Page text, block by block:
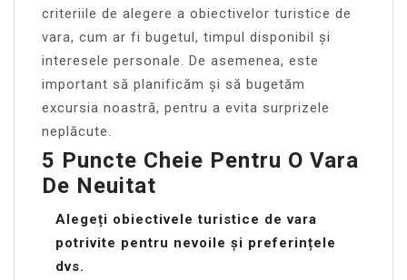
criteriile de alegere a obiectivelor turistice de
vara, cum ar fi bugetul, timpul disponibil și
interesele personale. De asemenea, este
important să planificăm și să bugetăm
excursia noastră, pentru a evita surprizele
neplăcute.
5 Puncte Cheie Pentru O Vara
De Neuitat
Alegeți obiectivele turistice de vara
potrivite pentru nevoile și preferințele
dvs.